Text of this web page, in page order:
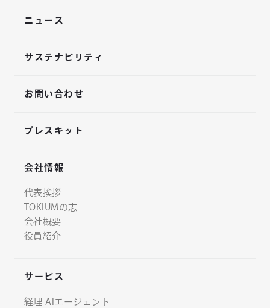
ニュース
サステナビリティ
お問い合わせ
プレスキット
会社情報
代表挨拶
TOKIUMの志
会社概要
役員紹介
サービス
経理 AIエージェント